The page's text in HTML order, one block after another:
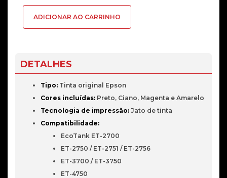
102
ADICIONAR AO CARRINHO
DETALHES
Tipo: Tinta original Epson
Cores incluídas: Preto, Ciano, Magenta e Amarelo
Tecnologia de impressão: Jato de tinta
Compatibilidade:
EcoTank ET-2700
ET-2750 / ET-2751 / ET-2756
ET-3700 / ET-3750
ET-4750